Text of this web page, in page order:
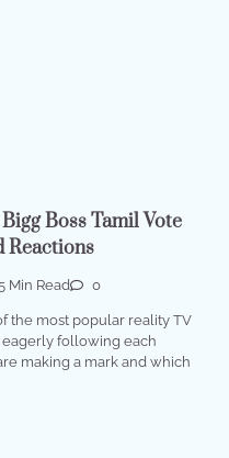
Boss Tamil Vote
Reactions
Min Read 0
the most popular reality TV
eagerly following each
making a mark and which